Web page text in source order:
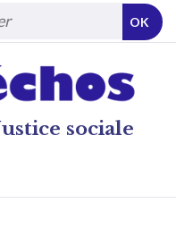
sociale
OK